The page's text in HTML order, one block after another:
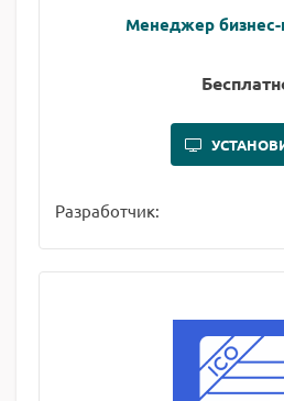
Менеджер бизнес-
Разработчик: